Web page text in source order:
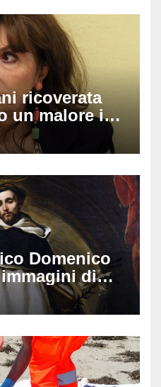
ricoverata
un malore in
oggi l’ex
Domenico
di